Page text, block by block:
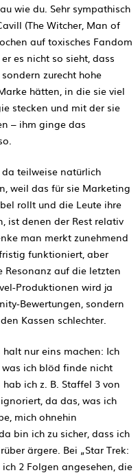
wie du. Sehr sympathisch
(The Witcher, Man of
auf toxisches Fandom
es nicht so sieht, dass
zurecht hohe
hätten, in die sie viel
stecken und mit der sie
– ihm ginge das
da teilweise natürlich
weil das für sie Marketing
rollt und die Leute ihre
ist denen der Rest relativ
man merkt zunehmend
funktioniert, aber
auf die letzten
Produktionen wird ja
Bewertungen, sondern
Kassen schlechter.
nur eins machen: Ich
was ich blöd finde nicht
ich z. B. Staffel 3 von
da das, was ich
mich ohnehin
bin ich zu sicher, dass ich
ärgere. Bei „Star Trek:
ich 2 Folgen angesehen, die